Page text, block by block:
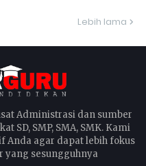
Lebih lama
Administrasi dan sumber
SD, SMP, SMA, SMK. Kami
agar dapat lebih fokus
yang sesungguhnya